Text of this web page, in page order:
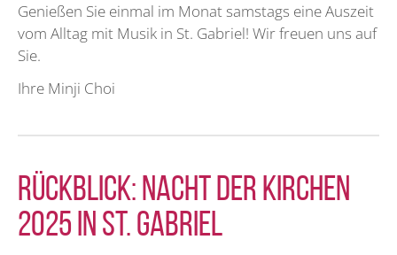
Genießen Sie einmal im Monat samstags eine Auszeit
vom Alltag mit Musik in St. Gabriel! Wir freuen uns auf
Sie.
Ihre Minji Choi
Rückblick: Nacht der Kirchen
2025 in St. Gabriel